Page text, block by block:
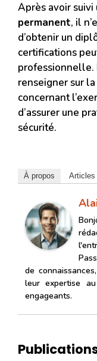
Après avoir suivi
permanent, il
d’obtenir un
certifications
professionnelle.
renseigner sur
concernant
d’assurer une
sécurité.
À propos Articles
de
leur expertise
engageants.